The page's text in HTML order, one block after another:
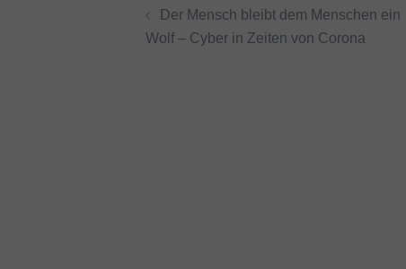
Der Mensch bleibt dem Menschen ein
Wolf – Cyber in Zeiten von Corona